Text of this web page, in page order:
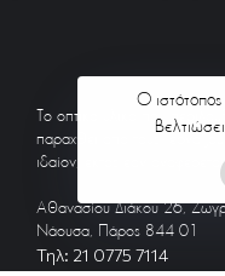
Το οπτικό υλικό που
παραχθεί από τους
ιδαίον, εκτός εάν αναφέρεται
Αθανασίου Διάκου 26,
Νάουσα, Πάρος 844 01
Τηλ: 21 0775 7114
Ο ιστότοπος